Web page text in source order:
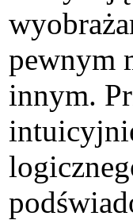
pewnym
innym.